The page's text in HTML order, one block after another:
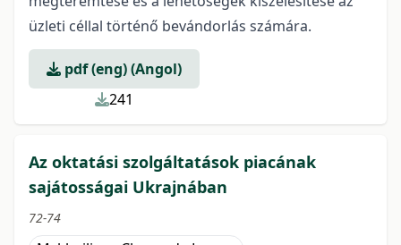
üzleti céllal történő bevándorlás számára.
pdf (eng) (Angol)
241
Az oktatási szolgáltatások piacának
sajátosságai Ukrajnában
72-74